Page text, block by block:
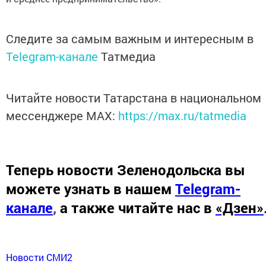
Следите за самым важным и интересным в
Telegram-канале Татмедиа
Читайте новости Татарстана в национальном
мессенджере MАХ: https://max.ru/tatmedia
Теперь новости Зеленодольска вы
можете узнать в нашем Telegram-
канале, а также читайте нас в «Дзен»
Новости СМИ2